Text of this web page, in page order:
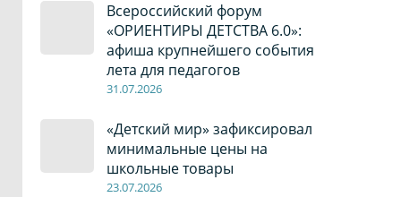
Всероссийский форум
«ОРИЕНТИРЫ ДЕТСТВА 6.0»:
афиша крупнейшего события
лета для педагогов
31.07.2026
«Детский мир» зафиксировал
минимальные цены на
школьные товары
23.07.2026